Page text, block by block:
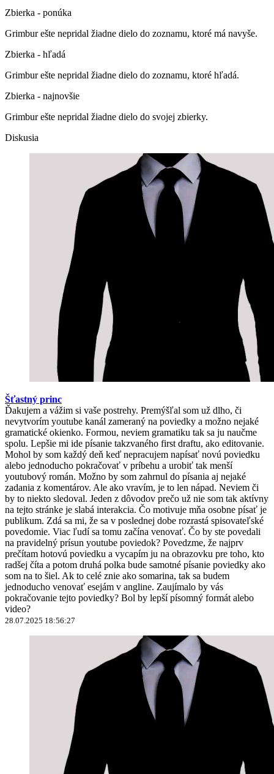
Zbierka - ponúka
Grimbur ešte nepridal žiadne dielo do zoznamu, ktoré má navyše.
Zbierka - hľadá
Grimbur ešte nepridal žiadne dielo do zoznamu, ktoré hľadá.
Zbierka - najnovšie
Grimbur ešte nepridal žiadne dielo do svojej zbierky.
Diskusia
Šťastný princ
Ďakujem a vážim si vaše postrehy. Premýšľal som už dlho, či
nevytvorím youtube kanál zameraný na poviedky a možno nejaké
gramatické okienko. Formou, neviem gramatiku tak sa ju naučme
spolu. Lepšie mi ide písanie takzvaného first draftu, ako editovanie.
Mohol by som každý deň keď nepracujem napísať novú poviedku
alebo jednoducho pokračovať v príbehu a urobiť tak menší
youtubový román. Možno by som zahrnul do písania aj nejaké
zadania z komentárov. Ale ako vravím, je to len nápad. Neviem či
by to niekto sledoval. Jeden z dôvodov prečo už nie som tak aktívny
na tejto stránke je slabá interakcia. Čo motivuje mňa osobne písať je
publikum. Zdá sa mi, že sa v poslednej dobe rozrastá spisovateľské
povedomie. Viac ľudí sa tomu začína venovať. Čo by ste povedali
na pravidelný prísun youtube poviedok? Povedzme, že najprv
prečítam hotovú poviedku a vycapím ju na obrazovku pre toho, kto
radšej číta a potom druhá polka bude samotné písanie poviedky ako
som na to šiel. Ak to celé znie ako somarina, tak sa budem
jednoducho venovať esejám v angline. Zaujímalo by vás
pokračovanie tejto poviedky? Bol by lepší písomný formát alebo
video?
28.07.2025 18:56:27